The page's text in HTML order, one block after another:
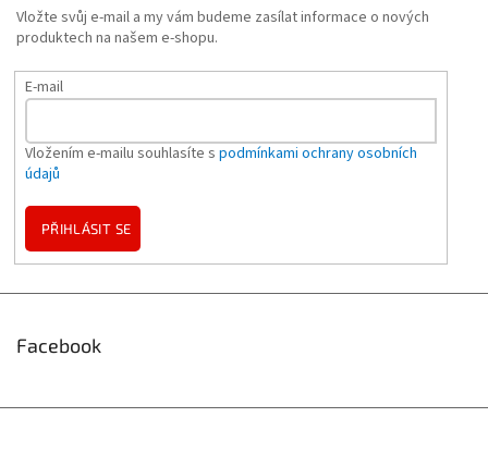
Vložte svůj e-mail a my vám budeme zasílat informace o nových
produktech na našem e-shopu.
E-mail
Vložením e-mailu souhlasíte s podmínkami ochrany osobních
údajů
PŘIHLÁSIT SE
Facebook